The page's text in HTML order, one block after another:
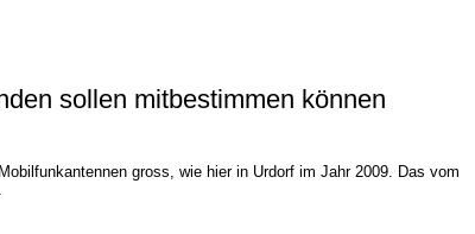
sollen mitbestimmen können
gross, wie hier in Urdorf im Jahr 2009. Das vom